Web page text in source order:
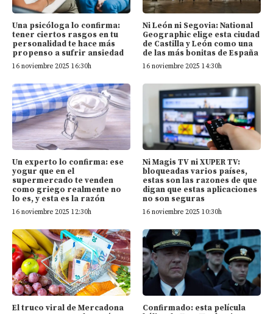
Una psicóloga lo confirma:
tener ciertos rasgos en tu
personalidad te hace más
propenso a sufrir ansiedad
16 noviembre 2025 16:30h
Ni León ni Segovia: National
Geographic elige esta ciudad
de Castilla y León como una
de las más bonitas de España
16 noviembre 2025 14:30h
Un experto lo confirma: ese
yogur que en el
supermercado te venden
como griego realmente no
lo es, y esta es la razón
16 noviembre 2025 12:30h
Ni Magis TV ni XUPER TV:
bloqueadas varios países,
estas son las razones de que
digan que estas aplicaciones
no son seguras
16 noviembre 2025 10:30h
El truco viral de Mercadona
Confirmado: esta película